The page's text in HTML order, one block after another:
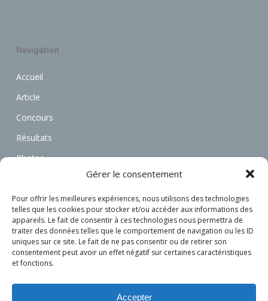
Gérer le consentement
Pour offrir les meilleures expériences, nous utilisons des technologies
telles que les cookies pour stocker et/ou accéder aux informations des
appareils. Le fait de consentir à ces technologies nous permettra de
traiter des données telles que le comportement de navigation ou les ID
uniques sur ce site. Le fait de ne pas consentir ou de retirer son
consentement peut avoir un effet négatif sur certaines caractéristiques
et fonctions.
Accepter
Navigation
Accueil
Article
Concours
Résultats
Photos
Annonces
Associations
Actualités
Connexion